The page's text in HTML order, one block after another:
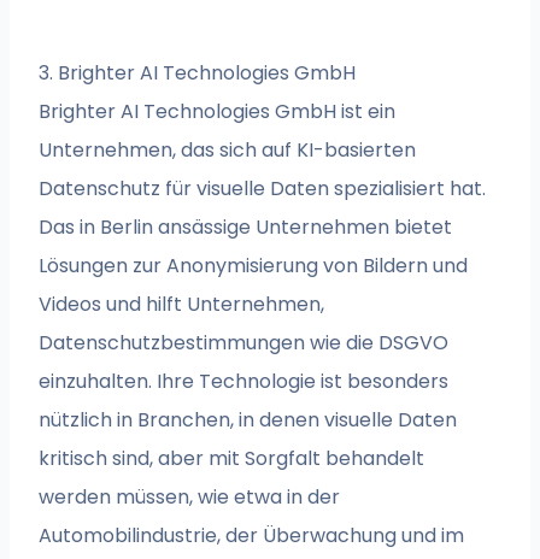
3. Brighter AI Technologies GmbH
Brighter AI Technologies GmbH ist ein
Unternehmen, das sich auf KI-basierten
Datenschutz für visuelle Daten spezialisiert hat.
Das in Berlin ansässige Unternehmen bietet
Lösungen zur Anonymisierung von Bildern und
Videos und hilft Unternehmen,
Datenschutzbestimmungen wie die DSGVO
einzuhalten. Ihre Technologie ist besonders
nützlich in Branchen, in denen visuelle Daten
kritisch sind, aber mit Sorgfalt behandelt
werden müssen, wie etwa in der
Automobilindustrie, der Überwachung und im